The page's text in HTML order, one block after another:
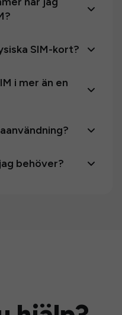
SIM-kort?
i mer än en
behöver?